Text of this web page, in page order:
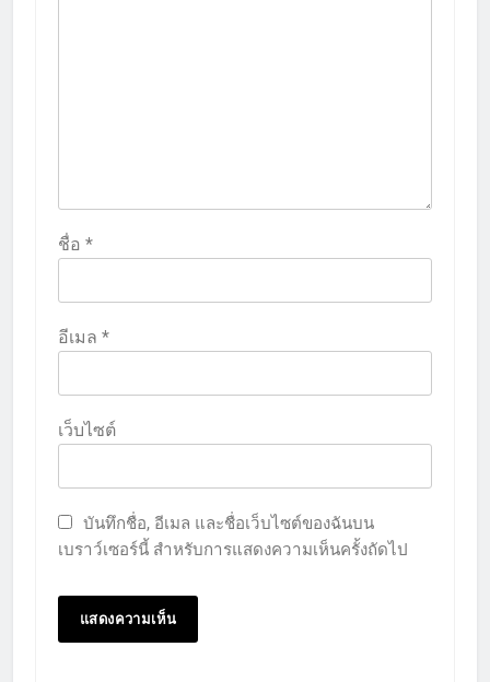
ชื่อ *
อีเมล *
เว็บไซต์
บันทึกชื่อ, อีเมล และชื่อเว็บไซต์ของฉันบน
เบราว์เซอร์นี้ สำหรับการแสดงความเห็นครั้งถัดไป